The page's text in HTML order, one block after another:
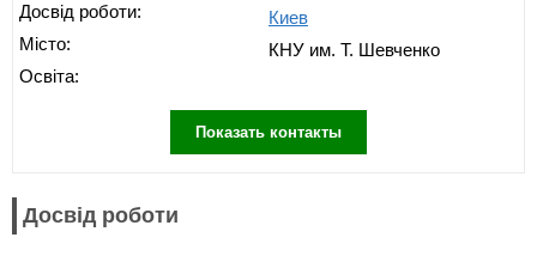
Досвід роботи:
Місто:
Освіта:
Киев
КНУ им. Т. Шевченко
Показать контакты
Досвід роботи